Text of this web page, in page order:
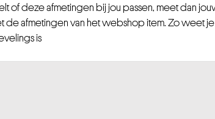
of deze afmetingen bij jou passen, meet dan
de afmetingen van het webshop item. Zo weet
is